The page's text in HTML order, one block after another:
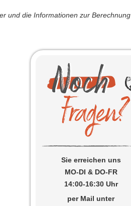
und die Informationen zur Berechnung
Sie erreichen uns
MO-DI & DO-FR
14:00-16:30 Uhr
per Mail unter